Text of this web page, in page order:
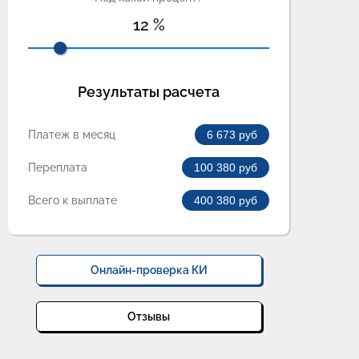
12 %
Результаты расчета
Платеж в месяц 6 673 руб
Переплата 100 380 руб
Всего к выплате 400 380 руб
Онлайн-проверка КИ
Отзывы